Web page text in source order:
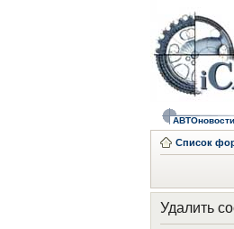
АВТОновости
Список
Удалить